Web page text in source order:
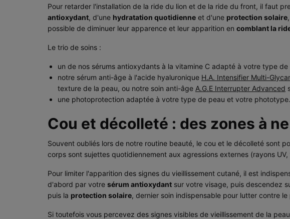
Pour retarder l'installation de la ride du lion et de la ride du front, il faut
antioxydant, d'une hydratation quotidienne et d'une protection solaire
possible de diminuer leur apparence et leur apparition en comblant la
Le trio de soins :
un de nos sérums antioxydants à la vitamine C adapté à votre type
notre sérum anti-âge à l'acide hyaluronique H.A. Intensifier Multi-
texture de la peau, ou notre soin anti-âge A.G.E Interrupter Advanced
une photoprotection adaptée à votre type de peau et votre phototype.
Cou et décolleté : des zones à
Souvent oubliés lors de notre routine beauté, le cou et le décolleté sont
corps sont sujettes quotidiennement aux agressions externes (rayons
Pour limiter l'apparition des signes du vieillissement cutané, il est
d'abord par votre sérum antioxydant sur votre visage, puis descendez
puis la protection solaire, dernier soin indispensable pour lutter contre
Si toutefois vous percevez des signes visibles de vieillissement de la